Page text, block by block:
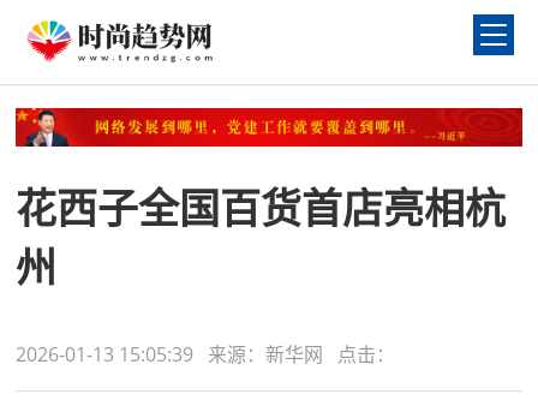
花西子全国百货首店亮相杭
州
2026-01-13 15:05:39 来源：新华网 点击：